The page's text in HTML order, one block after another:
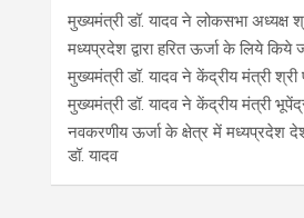
मुख्यमंत्री डॉ. यादव ने लोकसभा अध्यक्ष
मध्यप्रदेश द्वारा हरित ऊर्जा के लिये किये
मुख्यमंत्री डॉ. यादव ने केंद्रीय मंत्री
मुख्यमंत्री डॉ. यादव ने केंद्रीय मंत्री
नवकरणीय ऊर्जा के क्षेत्र में मध्यप्रदेश
डॉ. यादव